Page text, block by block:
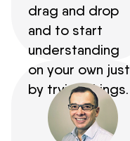
drag and drop
and to start
understanding
on your own just
by trying things.